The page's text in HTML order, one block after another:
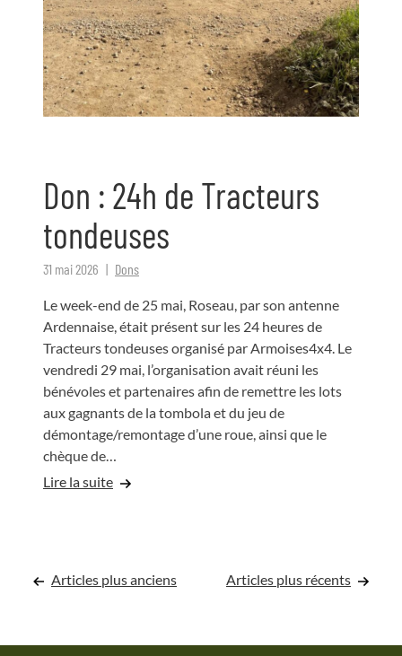
Don : 24h de Tracteurs
tondeuses
31 mai 2026 Dons
Le week-end de 25 mai, Roseau, par son antenne
Ardennaise, était présent sur les 24 heures de
Tracteurs tondeuses organisé par Armoises4x4. Le
vendredi 29 mai, l’organisation avait réuni les
bénévoles et partenaires afin de remettre les lots
aux gagnants de la tombola et du jeu de
démontage/remontage d’une roue, ainsi que le
chèque de…
Lire la suite
Navigation
Articles plus anciens Articles plus récents